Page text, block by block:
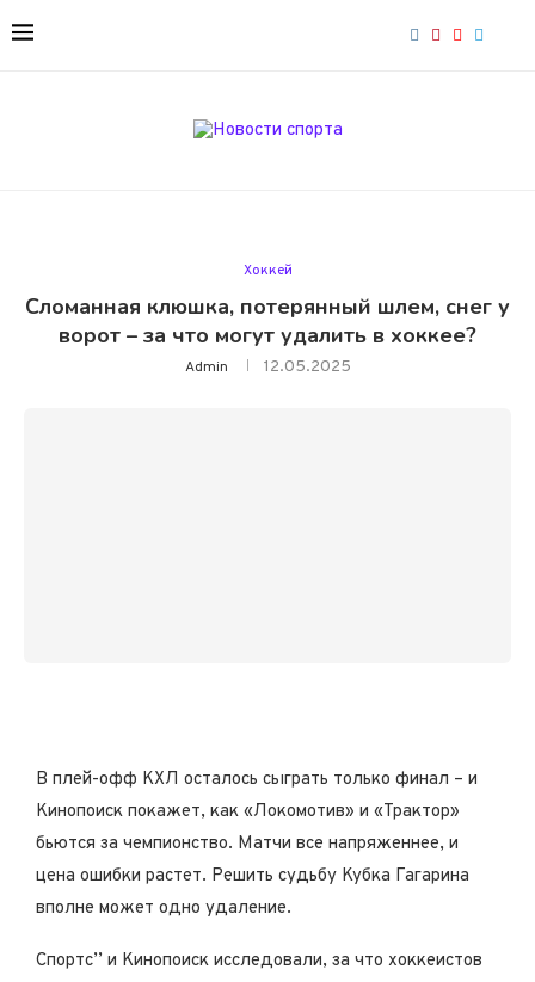
Хоккей
Сломанная клюшка, потерянный шлем, снег у
ворот – за что могут удалить в хоккее?
Admin 12.05.2025
В плей-офф КХЛ осталось сыграть только финал – и
Кинопоиск покажет, как «Локомотив» и «Трактор»
бьются за чемпионство. Матчи все напряженнее, и
цена ошибки растет. Решить судьбу Кубка Гагарина
вполне может одно удаление.
Спортс’’ и Кинопоиск исследовали, за что хоккеистов